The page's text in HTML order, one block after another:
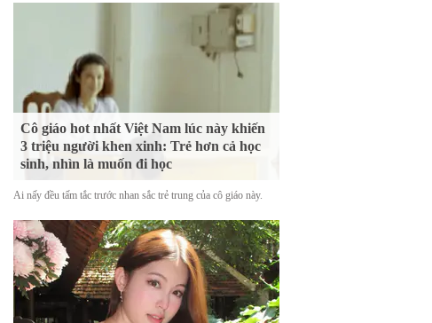
Cô giáo hot nhất Việt Nam lúc này khiến
3 triệu người khen xinh: Trẻ hơn cả học
sinh, nhìn là muốn đi học
Ai nấy đều tấm tắc trước nhan sắc trẻ trung của cô giáo này.